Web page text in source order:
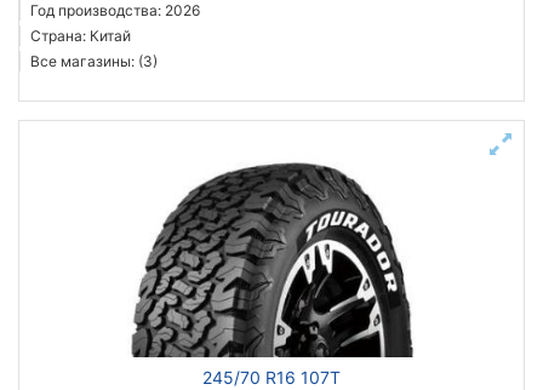
Год производства: 2026
Страна: Китай
Все магазины: (3)
245/70 R16 107T